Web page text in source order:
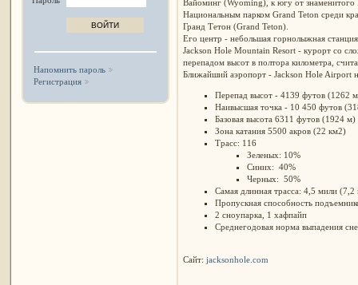
Напомнить пароль
Регистрация
Вайоминг (Wyoming), кюгу от знаменитого
Национальным парком Grand Teton среди
Гранд Тетон (Grand Teton).
Его центр - небольшая горнолыжная
Jackson Hole Mountain Resort - курорт со
перепадом высот в полтора километра,
Ближайший аэропорт - Jackson Hole Airport
Перепад высот - 4139 футов (1262
Наивысшая точка - 10 450 футов
Базовая высота 6311 футов (1924 м)
Зона катания 5500 акров (22 км2)
Трасс: 116
Зеленых: 10%
Синих: 40%
Черных: 50%
Самая длинная трасса: 4,5 мили (7,2
Пропускная способность
2 сноупарка, 1 хафпайп
Среднегодовая норма выпадения
Сайт: jacksonhole.com